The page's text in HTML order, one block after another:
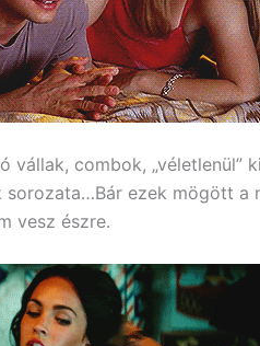
vállak, combok, „véletlenül”
sorozata…Bár ezek mögött a
vesz észre.